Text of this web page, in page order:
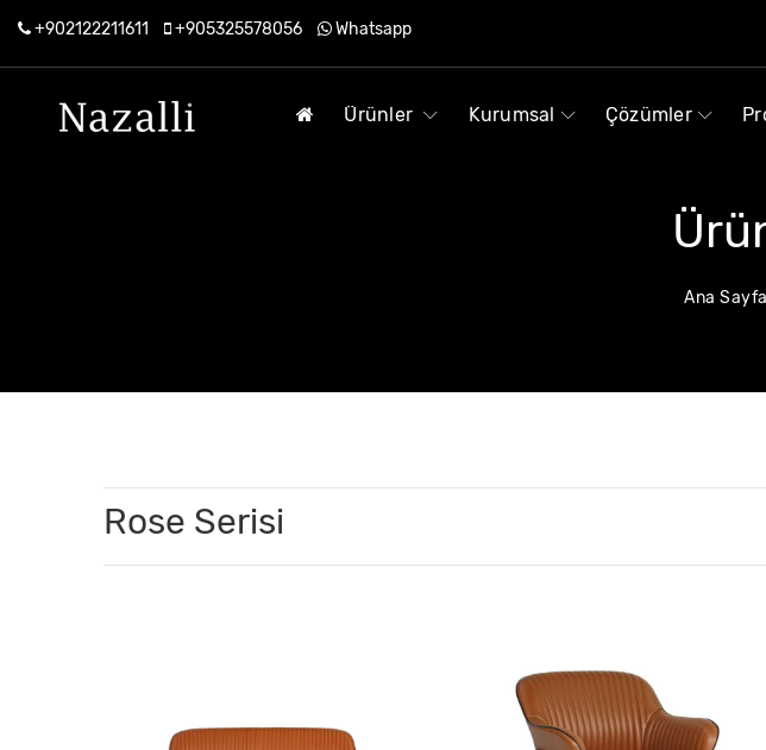
+902122211611 +905325578056 Whatsapp
Ürünler Kurumsal Çözümler
Ana Sayfa
Rose Serisi